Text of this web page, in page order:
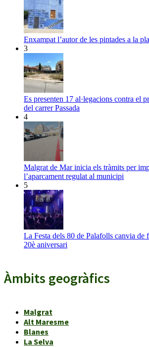
Enxampat l’autor de les pintades a la
3
Es presenten 17 al·legacions contra el
del carrer Passada
4
Malgrat de Mar inicia els tràmits per
l’aparcament regulat al municipi
5
La Festa dels 80 de Palafolls canvia de
20è aniversari
Àmbits geogràfics
Malgrat
Alt Maresme
Blanes
La Selva